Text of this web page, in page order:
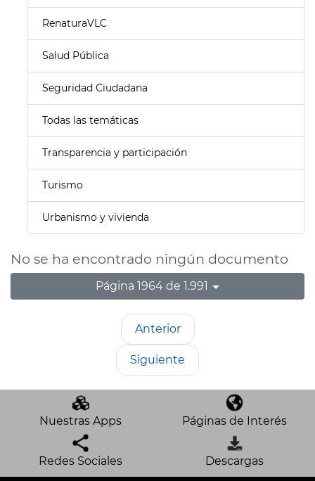
RenaturaVLC
Salud Pública
Seguridad Ciudadana
Todas las temáticas
Transparencia y participación
Turismo
Urbanismo y vivienda
No se ha encontrado ningún documento
Página 1964 de 1.991
Anterior
Siguiente
Nuestras Apps Páginas de Interés
Redes Sociales Descargas